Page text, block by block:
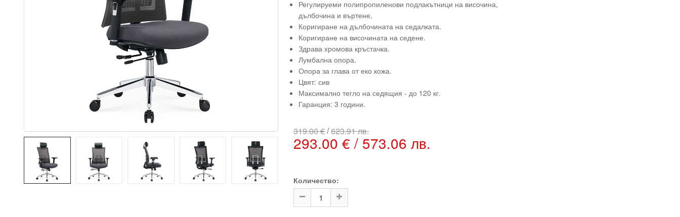
Регулируеми полипропиленови подлакътници на височина,
дълбочина и въртене.
Коригиране на дълбочината на седалката.
Коригиране на височината на седене.
Здрава хромова кръстачка.
Лумбална опора.
Опора за глава от еко кожа.
Цвят: сив
Максимално тегло на седящия - до 120 кг.
Гаранция: 3 години.
319.00 €/623.91 лв.
293.00 € / 573.06 лв.
Количество: